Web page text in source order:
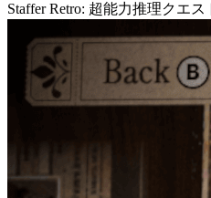
Staffer Retro: 超能力推理クエス